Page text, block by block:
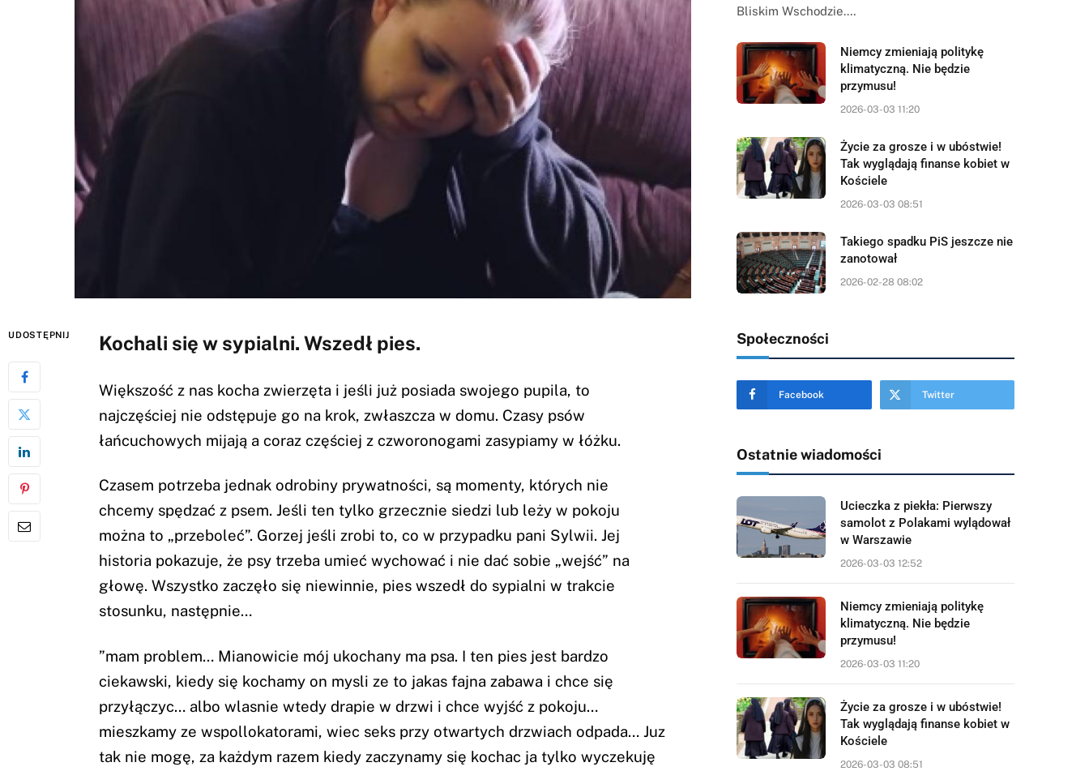
UDOSTĘPNIJ Kochali się w sypialni. Wszedł pies.
Większość z nas kocha zwierzęta i jeśli już posiada swojego pupila, to
najczęściej nie odstępuje go na krok, zwłaszcza w domu. Czasy psów
łańcuchowych mijają a coraz częściej z czworonogami zasypiamy w łóżku.
Czasem potrzeba jednak odrobiny prywatności, są momenty, których nie
chcemy spędzać z psem. Jeśli ten tylko grzecznie siedzi lub leży w pokoju
można to „przeboleć”. Gorzej jeśli zrobi to, co w przypadku pani Sylwii. Jej
historia pokazuje, że psy trzeba umieć wychować i nie dać sobie „wejść” na
głowę. Wszystko zaczęło się niewinnie, pies wszedł do sypialni w trakcie
stosunku, następnie…
”mam problem… Mianowicie mój ukochany ma psa. I ten pies jest bardzo
ciekawski, kiedy się kochamy on mysli ze to jakas fajna zabawa i chce się
przyłączyc… albo wlasnie wtedy drapie w drzwi i chce wyjść z pokoju…
mieszkamy ze wspollokatorami, wiec seks przy otwartych drzwiach odpada… Juz
tak nie mogę, za każdym razem kiedy zaczynamy się kochac ja tylko wyczekuję
Bliskim Wschodzie.…
Niemcy zmieniają politykę
klimatyczną. Nie będzie
przymusu!
2026-03-03 11:20
Życie za grosze i w ubóstwie!
Tak wyglądają finanse kobiet w
Kościele
2026-03-03 08:51
Takiego spadku PiS jeszcze nie
zanotował
2026-02-28 08:02
Społeczności
Facebook Twitter
Ostatnie wiadomości
Ucieczka z piekła: Pierwszy
samolot z Polakami wylądował
w Warszawie
2026-03-03 12:52
Niemcy zmieniają politykę
klimatyczną. Nie będzie
przymusu!
2026-03-03 11:20
Życie za grosze i w ubóstwie!
Tak wyglądają finanse kobiet w
Kościele
2026-03-03 08:51